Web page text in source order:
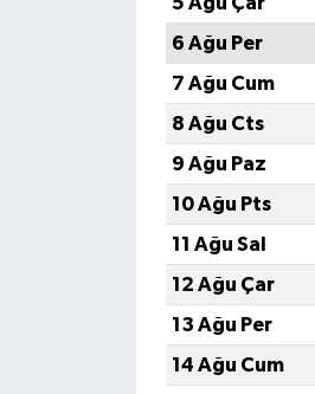
6 Ağu Per
7 Ağu Cum
8 Ağu Cts
9 Ağu Paz
10 Ağu Pts
11 Ağu Sal
12 Ağu Çar
13 Ağu Per
14 Ağu Cum